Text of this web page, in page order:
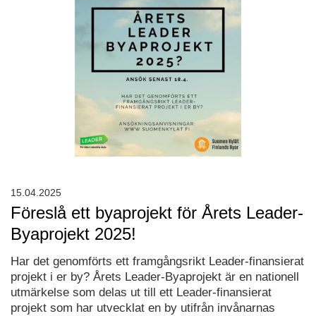
Föreslå ett byaprojekt för Årets Leader-
Byaprojekt 2025!
Har det genomförts ett framgångsrikt Leader-finansierat
projekt i er by? Årets Leader-Byaprojekt är en nationell
utmärkelse som delas ut till ett Leader-finansierat
projekt som har utvecklat en by utifrån invånarnas
15.04.2025